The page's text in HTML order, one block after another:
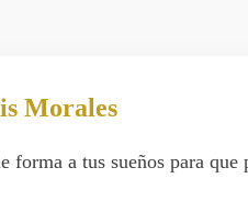
Morales
forma a tus sueños para